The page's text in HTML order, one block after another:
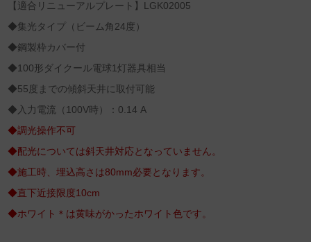
【適合リニューアルプレート】LGK02005
◆集光タイプ（ビーム角24度）
◆鋼製枠カバー付
◆100形ダイクール電球1灯器具相当
◆55度までの傾斜天井に取付可能
◆入力電流（100V時）：0.14 A
◆調光操作不可
◆配光については斜天井対応となっていません。
◆施工時、埋込高さは80mm必要となります。
◆直下近接限度10cm
◆ホワイト＊は黄味がかったホワイト色です。